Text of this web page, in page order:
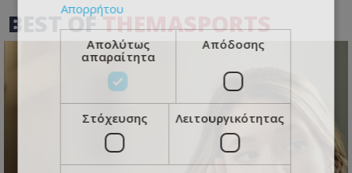
BEST OFTHEMASPORTS
Απορρήτου
Απολύτως
απαραίτητα
Απόδοσης
Στόχευσης Λειτουργικότητας